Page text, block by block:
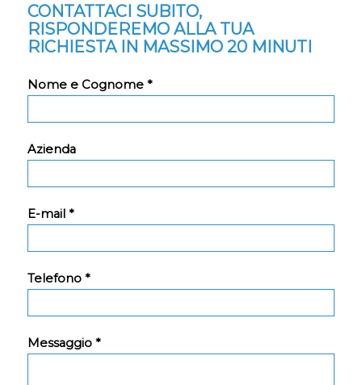
CONTATTACI SUBITO,
RISPONDEREMO ALLA TUA
RICHIESTA IN MASSIMO 20 MINUTI
Nome e Cognome *
Azienda
E-mail *
Telefono *
Messaggio *